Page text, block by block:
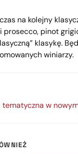
na kolejny
prosecco, pinot
klasykę.
winiarzy.
w